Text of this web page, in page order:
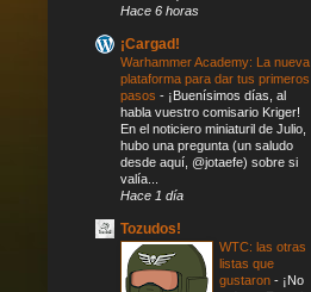
Hace 6 horas
¡Cargad!
Warhammer Academy: La nueva
plataforma para dar tus primeros
pasos - ¡Buenísimos días, al
habla vuestro comisario Kriger!
En el noticiero miniaturil de Julio,
hubo una pregunta (un saludo
desde aquí, @jotaefe) sobre si
valía...
Hace 1 día
Tozudos!
WTC: las otras
listas que
gustaron - ¡No